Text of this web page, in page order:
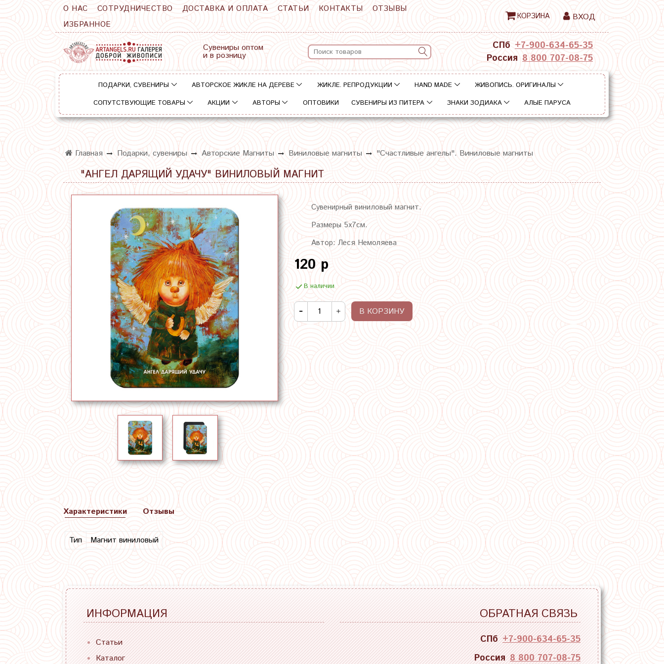
О НАС СОТРУДНИЧЕСТВО ДОСТАВКА И ОПЛАТА СТАТЬИ КОНТАКТЫ
ОТЗЫВЫ
ИЗБРАННОЕ
КОРЗИНА ВХОД
Сувениры оптом
и в розницу
СПб +7-900-634-65-35
Россия 8 800 707-08-75
ПОДАРКИ, СУВЕНИРЫ АВТОРСКОЕ ЖИКЛЕ НА ДЕРЕВЕ ЖИКЛЕ. РЕПРОДУКЦИИ HAND MADE
ЖИВОПИСЬ. ОРИГИНАЛЫ
СОПУТСТВУЮЩИЕ ТОВАРЫ
АКЦИИ АВТОРЫ ОПТОВИКИ СУВЕНИРЫ ИЗ ПИТЕРА ЗНАКИ ЗОДИАКА АЛЫЕ ПАРУСА
Главная Подарки, сувениры Авторские Магниты Виниловые магниты "Счастливые ангелы". Виниловые магниты
"АНГЕЛ ДАРЯЩИЙ УДАЧУ" ВИНИЛОВЫЙ МАГНИТ
Сувенирный виниловый магнит.
Размеры 5х7см.
Автор: Леся Немоляева
120 р
В наличии
В КОРЗИНУ
Характеристики
Тип Магнит виниловый
Отзывы
ИНФОРМАЦИЯ
Статьи
Каталог
ОБРАТНАЯ СВЯЗЬ
СПб +7-900-634-65-35
Россия 8 800 707-08-75